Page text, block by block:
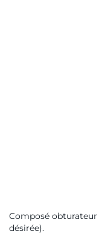
Composé
désirée).